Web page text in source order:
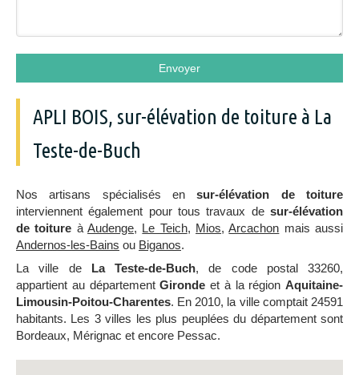
Envoyer
APLI BOIS, sur-élévation de toiture à La
Teste-de-Buch
Nos artisans spécialisés ensur-élévation de toiture
interviennent également pour tous travaux de sur-élévation
de toiture àAudenge, Le Teich, Mios,Arcachon mais aussi
Andernos-les-Bains ou Biganos.
La ville de La Teste-de-Buch, de code postal 33260,
appartient au départementGironde et à la région Aquitaine-
Limousin-Poitou-Charentes. En 2010, la ville comptait 24591
habitants. Les 3 villes les plus peuplées du département sont
Bordeaux, Mérignac et encore Pessac.